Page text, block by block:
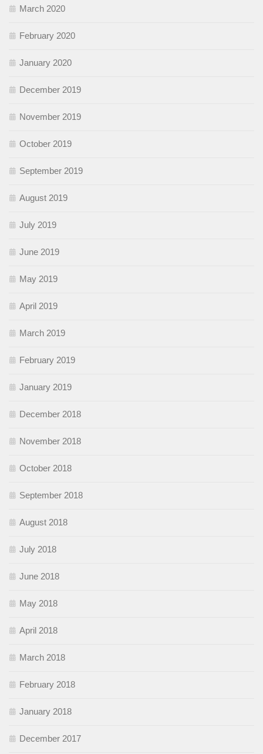
March 2020
February 2020
January 2020
December 2019
November 2019
October 2019
September 2019
August 2019
July 2019
June 2019
May 2019
April 2019
March 2019
February 2019
January 2019
December 2018
November 2018
October 2018
September 2018
August 2018
July 2018
June 2018
May 2018
April 2018
March 2018
February 2018
January 2018
December 2017